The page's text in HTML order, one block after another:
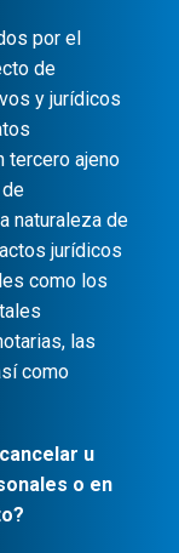
por el
de
y jurídicos
tercero ajeno
naturaleza de
jurídicos
como los
las
como
u
o en